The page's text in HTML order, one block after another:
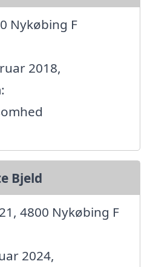
Nykøbing F
2018,
Bjeld
4800 Nykøbing F
2024,